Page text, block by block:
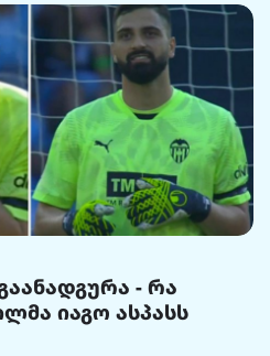
- რა
იაგო ასპასს